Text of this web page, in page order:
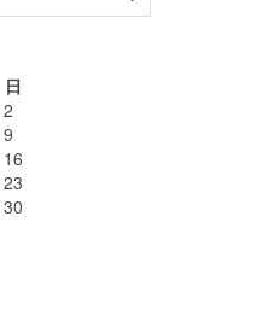
日
2
9
16
23
30